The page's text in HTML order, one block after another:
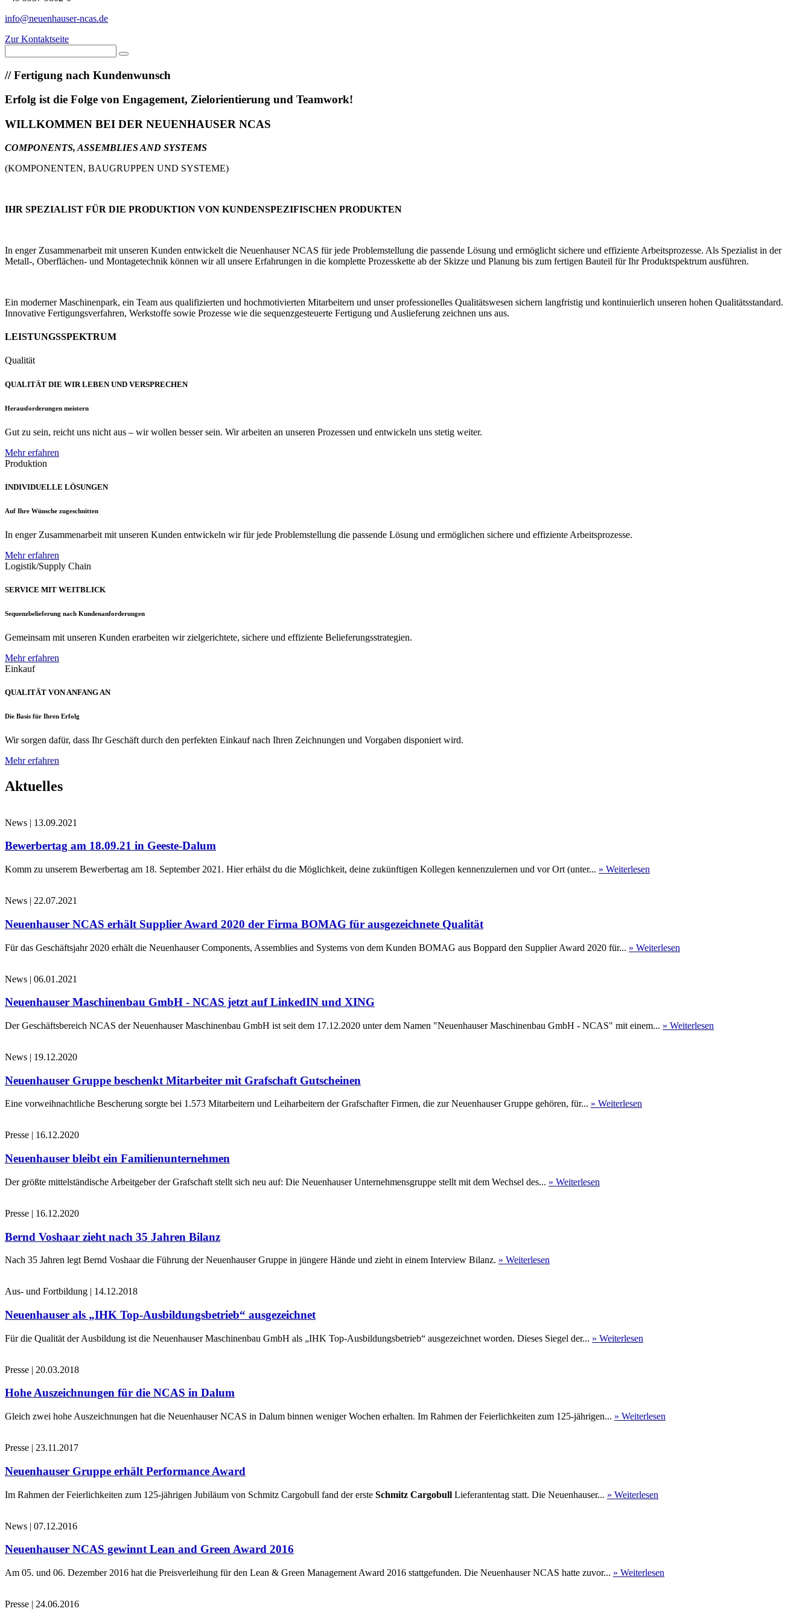
info@neuenhauser-ncas.de
Zur Kontaktseite
//Fertigung nach Kundenwunsch
Erfolg ist die Folge von Engagement, Zielorientierung und Teamwork!
WILLKOMMEN BEI DER NEUENHAUSER NCAS
COMPONENTS, ASSEMBLIES AND SYSTEMS
(KOMPONENTEN, BAUGRUPPEN UND SYSTEME)
IHR SPEZIALIST FÜR DIE PRODUKTION VON KUNDENSPEZIFISCHEN PRODUKTEN
In enger Zusammenarbeit mit unseren Kunden entwickelt die Neuenhauser NCAS für jede Problemstellung die passende Lösung und ermöglicht sichere und effiziente Arbeitsprozesse. Als Spezialist in der
Metall-, Oberflächen- und Montagetechnik können wir all unsere Erfahrungen in die komplette Prozesskette ab der Skizze und Planung bis zum fertigen Bauteil für Ihr Produktspektrum ausführen.
Ein moderner Maschinenpark, ein Team aus qualifizierten und hochmotivierten Mitarbeitern und unser professionelles Qualitätswesen sichern langfristig und kontinuierlich unseren hohen Qualitätsstandard.
Innovative Fertigungsverfahren, Werkstoffe sowie Prozesse wie die sequenzgesteuerte Fertigung und Auslieferung zeichnen uns aus.
LEISTUNGSSPEKTRUM
Qualität
QUALITÄT DIE WIR LEBEN UND VERSPRECHEN
Herausforderungen meistern
Gut zu sein, reicht uns nicht aus – wir wollen besser sein. Wir arbeiten an unseren Prozessen und entwickeln uns stetig weiter.
Mehr erfahren
Produktion
INDIVIDUELLE LÖSUNGEN
Auf Ihre Wünsche zugeschnitten
In enger Zusammenarbeit mit unseren Kunden entwickeln wir für jede Problemstellung die passende Lösung und ermöglichen sichere und effiziente Arbeitsprozesse.
Mehr erfahren
Logistik/Supply Chain
SERVICE MIT WEITBLICK
Sequenzbelieferung nach Kundenanforderungen
Gemeinsam mit unseren Kunden erarbeiten wir zielgerichtete, sichere und effiziente Belieferungsstrategien.
Mehr erfahren
Einkauf
QUALITÄT VON ANFANG AN
Die Basis für Ihren Erfolg
Wir sorgen dafür, dass Ihr Geschäft durch den perfekten Einkauf nach Ihren Zeichnungen und Vorgaben disponiert wird.
Mehr erfahren
Aktuelles
News | 13.09.2021
Bewerbertag am 18.09.21 in Geeste-Dalum
Komm zu unserem Bewerbertag am 18. September 2021. Hier erhälst du die Möglichkeit, deine zukünftigen Kollegen kennenzulernen und vor Ort (unter... » Weiterlesen
News | 22.07.2021
Neuenhauser NCAS erhält Supplier Award 2020 der Firma BOMAG für ausgezeichnete Qualität
Für das Geschäftsjahr 2020 erhält die Neuenhauser Components, Assemblies and Systems von dem Kunden BOMAG aus Boppard den Supplier Award 2020 für... » Weiterlesen
News | 06.01.2021
Neuenhauser Maschinenbau GmbH - NCAS jetzt auf LinkedIN und XING
Der Geschäftsbereich NCAS der Neuenhauser Maschinenbau GmbH ist seit dem 17.12.2020 unter dem Namen "Neuenhauser Maschinenbau GmbH - NCAS" mit einem... » Weiterlesen
News | 19.12.2020
Neuenhauser Gruppe beschenkt Mitarbeiter mit Grafschaft Gutscheinen
Eine vorweihnachtliche Bescherung sorgte bei 1.573 Mitarbeitern und Leiharbeitern der Grafschafter Firmen, die zur Neuenhauser Gruppe gehören, für... » Weiterlesen
Presse | 16.12.2020
Neuenhauser bleibt ein Familienunternehmen
Der größte mittelständische Arbeitgeber der Grafschaft stellt sich neu auf: Die Neuenhauser Unternehmensgruppe stellt mit dem Wechsel des... » Weiterlesen
Presse | 16.12.2020
Bernd Voshaar zieht nach 35 Jahren Bilanz
Nach 35 Jahren legt Bernd Voshaar die Führung der Neuenhauser Gruppe in jüngere Hände und zieht in einem Interview Bilanz. » Weiterlesen
Aus- und Fortbildung | 14.12.2018
Neuenhauser als „IHK Top-Ausbildungsbetrieb“ ausgezeichnet
Für die Qualität der Ausbildung ist die Neuenhauser Maschinenbau GmbH als „IHK Top-Ausbildungsbetrieb“ ausgezeichnet worden. Dieses Siegel der... » Weiterlesen
Presse | 20.03.2018
Hohe Auszeichnungen für die NCAS in Dalum
Gleich zwei hohe Auszeichnungen hat die Neuenhauser NCAS in Dalum binnen weniger Wochen erhalten. Im Rahmen der Feierlichkeiten zum 125-jährigen... » Weiterlesen
Presse | 23.11.2017
Neuenhauser Gruppe erhält Performance Award
Im Rahmen der Feierlichkeiten zum 125-jährigen Jubiläum von Schmitz Cargobull fand der erste Schmitz Cargobull Lieferantentag statt. Die Neuenhauser... » Weiterlesen
News | 07.12.2016
Neuenhauser NCAS gewinnt Lean and Green Award 2016
Am 05. und 06. Dezember 2016 hat die Preisverleihung für den Lean & Green Management Award 2016 stattgefunden. Die Neuenhauser NCAS hatte zuvor... » Weiterlesen
Presse | 24.06.2016